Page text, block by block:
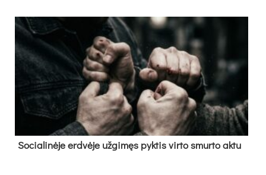
So­cia­li­nė­je erd­vė­je už­gi­męs pyk­tis vir­to smur­to ak­tu